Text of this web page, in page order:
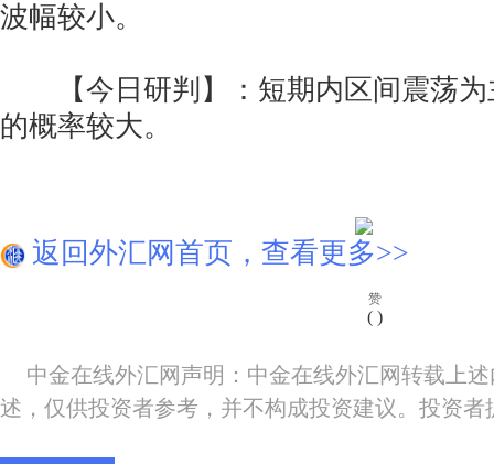
波幅较小。
【今日研判】：短期内区间震荡为
的概率较大。
返回外汇网首页，查看更多>>
赞
( )
中金在线外汇网声明：中金在线外汇网转载上
述，仅供投资者参考，并不构成投资建议。投资